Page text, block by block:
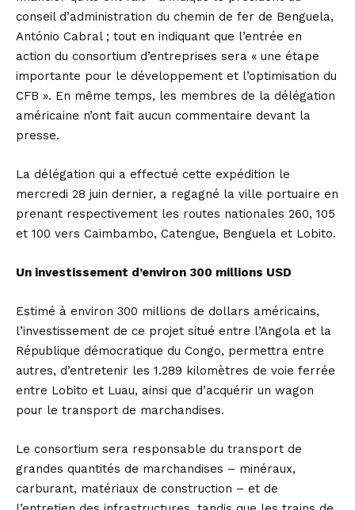
conseil d’administration du chemin de fer de Benguela,
António Cabral ; tout en indiquant que l’entrée en
action du consortium d’entreprises sera « une étape
importante pour le développement et l’optimisation du
CFB ». En même temps, les membres de la délégation
américaine n’ont fait aucun commentaire devant la
presse.
La délégation qui a effectué cette expédition le
mercredi 28 juin dernier, a regagné la ville portuaire en
prenant respectivement les routes nationales 260, 105
et 100 vers Caimbambo, Catengue, Benguela et Lobito.
Un investissement d’environ 300 millions USD
Estimé à environ 300 millions de dollars américains,
l’investissement de ce projet situé entre l’Angola et la
République démocratique du Congo, permettra entre
autres, d’entretenir les 1.289 kilomètres de voie ferrée
entre Lobito et Luau, ainsi que d’acquérir un wagon
pour le transport de marchandises.
Le consortium sera responsable du transport de
grandes quantités de marchandises – minéraux,
carburant, matériaux de construction – et de